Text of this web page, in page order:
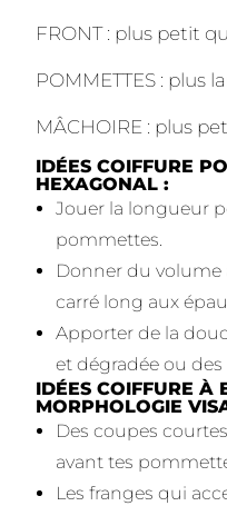
FRONT : plus petit
POMMETTES : plus
MÂCHOIRE : plus
IDÉES COIFFURE
HEXAGONAL :
Jouer la longueur
pommettes.
Donner du volume
carré long aux
Apporter de la
et dégradée ou des
IDÉES COIFFURE À
MORPHOLOGIE
Des coupes
avant tes
Les franges qui